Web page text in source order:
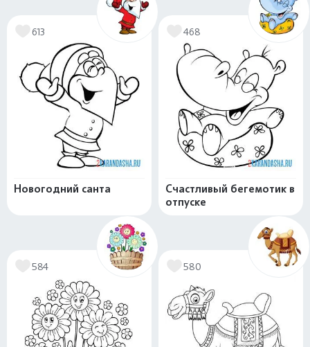
613
Новогодний санта
468
Счастливый бегемотик в
отпуске
584 580